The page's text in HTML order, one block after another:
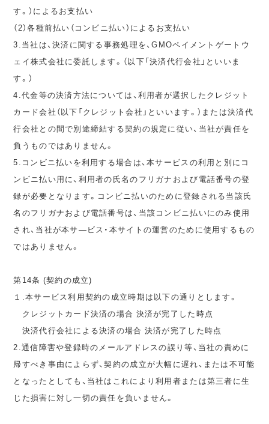
す。）によるお支払い
（2）各種前払い（コンビニ払い）によるお支払い
3.当社は、決済に関する事務処理を、GMOペイメントゲートウ
ェイ株式会社に委託します。（以下「決済代行会社」といいま
す。）
4.代金等の決済方法については、利用者が選択したクレジット
カード会社（以下「クレジット会社」といいます。）または決済代
行会社との間で別途締結する契約の規定に従い、当社が責任を
負うものではありません。
5.コンビニ払いを利用する場合は、本サービスの利用と別にコ
ンビニ払い用に、利用者の氏名のフリガナおよび電話番号の登
録が必要となります。コンビニ払いのために登録される当該氏
名のフリガナおよび電話番号は、当該コンビニ払いにのみ使用
され、当社が本サ―ビス・本サイトの運営のために使用するもの
ではありません。
第14条 (契約の成立)
１.本サービス利用契約の成立時期は以下の通りとします。
クレジットカード決済の場合 決済が完了した時点
決済代行会社による決済の場合 決済が完了した時点
2.通信障害や登録時のメールアドレスの誤り等、当社の責めに
帰すべき事由によらず、契約の成立が大幅に遅れ、または不可能
となったとしても、当社はこれにより利用者または第三者に生
じた損害に対し一切の責任を負いません。